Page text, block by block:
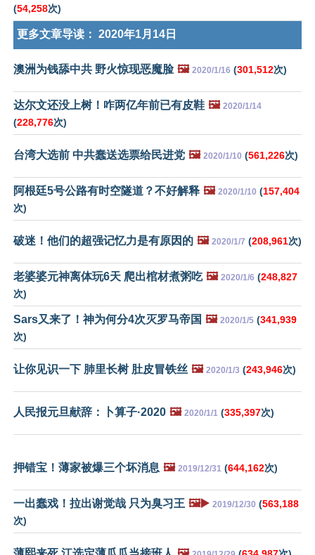
(54,258次)
更多文章导读： 2020年1月14日
澳洲为钱舔中共 野火惊现恶魔脸 🖼️ 2020/1/16 (301,512次)
达尔文还没上树！咋两亿年前已有皮鞋 🖼️ 2020/1/14
(228,776次)
台湾大选前 中共蠢送选票给民进党 🖼️ 2020/1/10 (561,226次)
阿根廷5号公路有时空隧道？不好解释 🖼️ 2020/1/10 (157,404
次)
破迷！他们的超强记忆力是有原因的 🖼️ 2020/1/7 (208,961次)
老婆婆元神离体玩6天 爬出棺材煮粥吃 🖼️ 2020/1/6 (248,827
次)
Sars又来了！神为何分4次灭罗马帝国 🖼️ 2020/1/5 (341,939
次)
让你见识一下 肺里长树 肚皮冒铁丝 🖼️ 2020/1/3 (243,946次)
人民报元旦献辞：卜算子·2020 🖼️ 2020/1/1 (335,397次)
押错宝！薄家被爆三个坏消息 🖼️ 2019/12/31 (644,162次)
一出蠢戏！拉出谢觉哉 只为臭习王 🖼️▶️ 2019/12/30 (563,188
次)